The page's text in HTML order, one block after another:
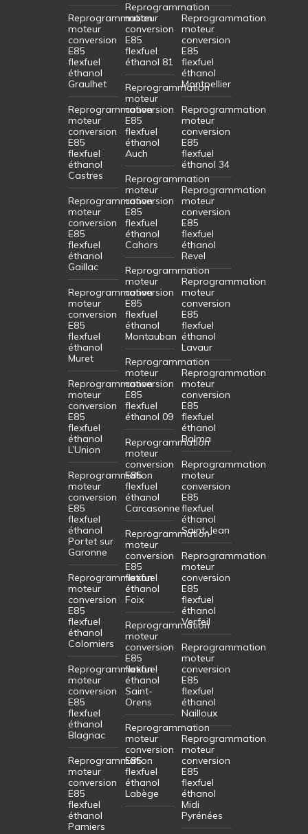
Reprogrammation
moteur
conversion
E85
flexfuel
éthanol
Graulhet
Reprogrammation
moteur
conversion
E85
flexfuel
éthanol
Castres
Reprogrammation
moteur
conversion
E85
flexfuel
éthanol
Gaillac
Reprogrammation
moteur
conversion
E85
flexfuel
éthanol
Muret
Reprogrammation
moteur
conversion
E85
flexfuel
éthanol
L’Union
Reprogrammation
moteur
conversion
E85
flexfuel
éthanol
Portet sur
Garonne
Reprogrammation
moteur
conversion
E85
flexfuel
éthanol
Colomiers
Reprogrammation
moteur
conversion
E85
flexfuel
éthanol
Blagnac
Reprogrammation
moteur
conversion
E85
flexfuel
éthanol
Pamiers
Reprogrammation
moteur
conversion
E85
flexfuel
éthanol 81
Reprogrammation
moteur
conversion
E85
flexfuel
éthanol
Auch
Reprogrammation
moteur
conversion
E85
flexfuel
éthanol
Cahors
Reprogrammation
moteur
conversion
E85
flexfuel
éthanol
Montauban
Reprogrammation
moteur
conversion
E85
flexfuel
éthanol 09
Reprogrammation
moteur
conversion
E85
flexfuel
éthanol
Carcasonne
Reprogrammation
moteur
conversion
E85
flexfuel
éthanol
Foix
Reprogrammation
moteur
conversion
E85
flexfuel
éthanol
Saint-
Orens
Reprogrammation
moteur
conversion
E85
flexfuel
éthanol
Labège
Reprogrammation
moteur
conversion
E85
flexfuel
éthanol
Montpellier
Reprogrammation
moteur
conversion
E85
flexfuel
éthanol 34
Reprogrammation
moteur
conversion
E85
flexfuel
éthanol
Revel
Reprogrammation
moteur
conversion
E85
flexfuel
éthanol
Lavaur
Reprogrammation
moteur
conversion
E85
flexfuel
éthanol
Balma
Reprogrammation
moteur
conversion
E85
flexfuel
éthanol
Saint-Jean
Reprogrammation
moteur
conversion
E85
flexfuel
éthanol
Verfeil
Reprogrammation
moteur
conversion
E85
flexfuel
éthanol
Nailloux
Reprogrammation
moteur
conversion
E85
flexfuel
éthanol
Midi
Pyrénées